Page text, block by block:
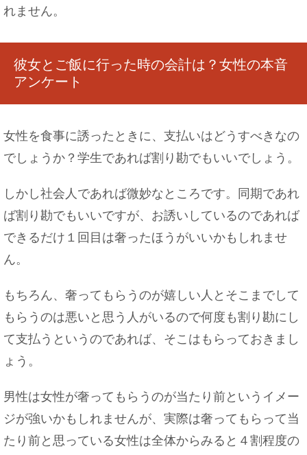
れません。
彼女とご飯に行った時の会計は？女性の本音
アンケート
女性を食事に誘ったときに、支払いはどうすべきなの
でしょうか？学生であれば割り勘でもいいでしょう。
しかし社会人であれば微妙なところです。同期であれ
ば割り勘でもいいですが、お誘いしているのであれば
できるだけ１回目は奢ったほうがいいかもしれませ
ん。
もちろん、奢ってもらうのが嬉しい人とそこまでして
もらうのは悪いと思う人がいるので何度も割り勘にし
て支払うというのであれば、そこはもらっておきまし
ょう。
男性は女性が奢ってもらうのが当たり前というイメー
ジが強いかもしれませんが、実際は奢ってもらって当
たり前と思っている女性は全体からみると４割程度の